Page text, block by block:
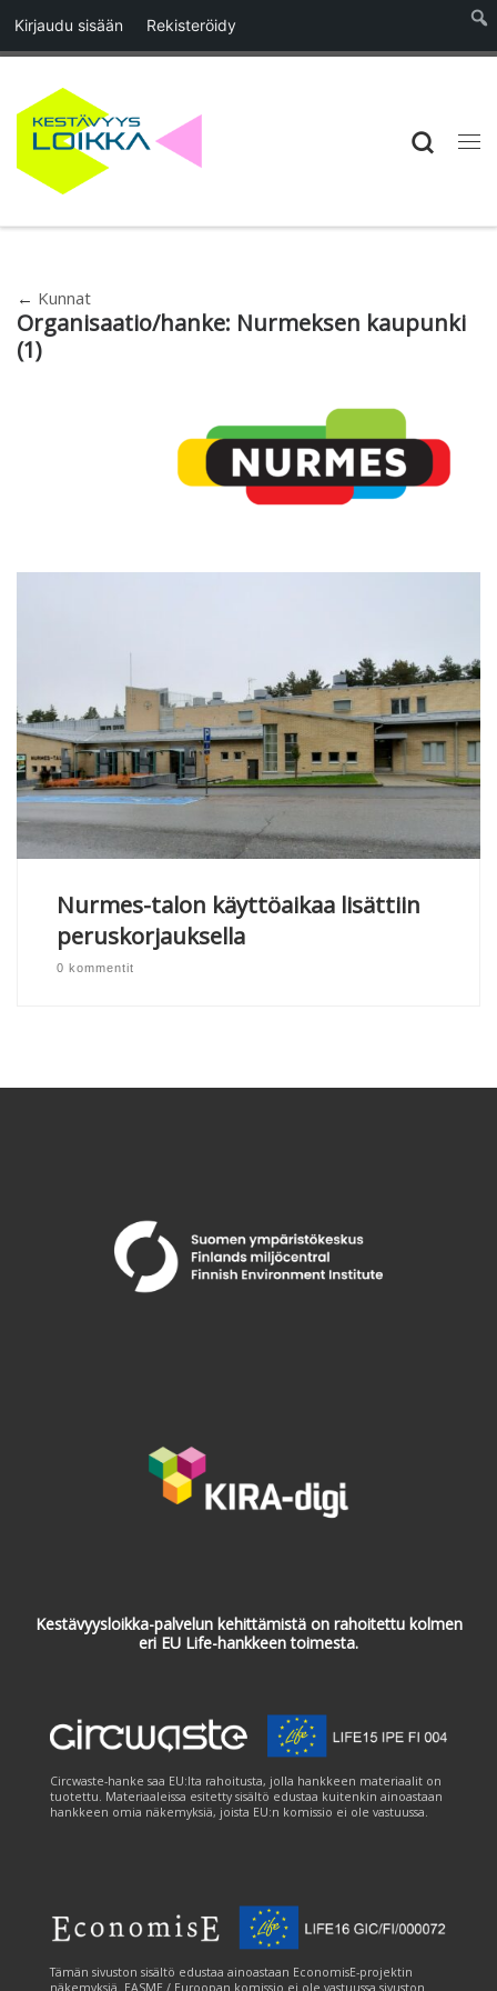
Kirjaudu sisään Rekisteröidy
Skip to content
← Kunnat
Organisaatio/hanke: Nurmeksen kaupunki
(1)
Nurmes-talon käyttöaikaa lisättiin
peruskorjauksella
0 kommentit
Kestävyysloikka-palvelun kehittämistä on rahoitettu kolmen
eri EU Life-hankkeen toimesta.
Circwaste-hanke saa EU:lta rahoitusta, jolla hankkeen materiaalit on
tuotettu. Materiaaleissa esitetty sisältö edustaa kuitenkin ainoastaan
hankkeen omia näkemyksiä, joista EU:n komissio ei ole vastuussa.
Tämän sivuston sisältö edustaa ainoastaan EconomisE-projektin